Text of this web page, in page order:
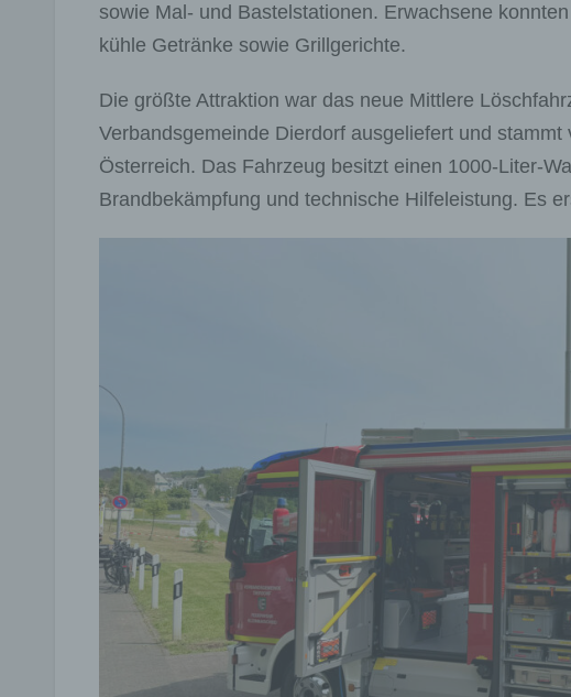
sowie Mal‑ und Bastelstationen. Erwachsene
kühle Getränke sowie Grillgerichte.
Die größte Attraktion war das neue Mittlere
Verbandsgemeinde Dierdorf ausgeliefert und
Österreich. Das Fahrzeug besitzt einen
Brandbekämpfung und technische Hilfeleistung. Es